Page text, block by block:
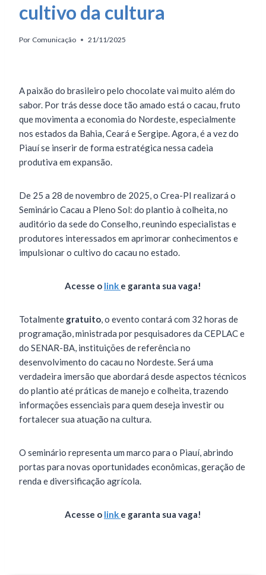
cultivo da cultura
Por Comunicação 21/11/2025
A paixão do brasileiro pelo chocolate vai muito além do
sabor. Por trás desse doce tão amado está o cacau, fruto
que movimenta a economia do Nordeste, especialmente
nos estados da Bahia, Ceará e Sergipe. Agora, é a vez do
Piauí se inserir de forma estratégica nessa cadeia
produtiva em expansão.
De 25 a 28 de novembro de 2025, o Crea-PI realizará o
Seminário Cacau a Pleno Sol: do plantio à colheita, no
auditório da sede do Conselho, reunindo especialistas e
produtores interessados em aprimorar conhecimentos e
impulsionar o cultivo do cacau no estado.
Acesse o link e garanta sua vaga!
Totalmente gratuito, o evento contará com 32 horas de
programação, ministrada por pesquisadores da CEPLAC e
do SENAR-BA, instituições de referência no
desenvolvimento do cacau no Nordeste. Será uma
verdadeira imersão que abordará desde aspectos técnicos
do plantio até práticas de manejo e colheita, trazendo
informações essenciais para quem deseja investir ou
fortalecer sua atuação na cultura.
O seminário representa um marco para o Piauí, abrindo
portas para novas oportunidades econômicas, geração de
renda e diversificação agrícola.
Acesse o link e garanta sua vaga!